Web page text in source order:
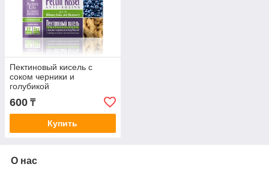
Пектиновый кисель с
соком черники и
голубикой
600 ₸
Купить
О нас